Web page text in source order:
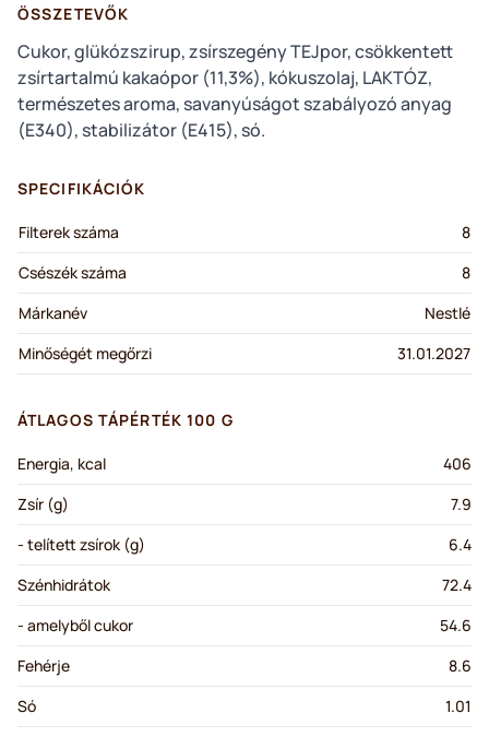
ÖSSZETEVŐK
Cukor, glükózszirup, zsírszegény TEJpor, csökkentett
zsírtartalmú kakaópor (11,3%), kókuszolaj, LAKTÓZ,
természetes aroma, savanyúságot szabályozó anyag
(E340), stabilizátor (E415), só.
SPECIFIKÁCIÓK
Filterek száma
8
Csészék száma
8
Márkanév
Nestlé
Minőségét megőrzi
31.01.2027
ÁTLAGOS TÁPÉRTÉK 100 G
Energia, kcal
406
Zsír (g)
7.9
- telített zsírok (g)
6.4
Szénhidrátok
72.4
- amelyből cukor
54.6
Fehérje
8.6
Só
1.01